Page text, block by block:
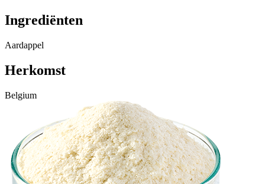
Ingrediënten
Aardappel
Herkomst
Belgium